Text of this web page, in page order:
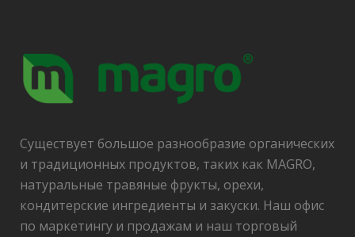
Существует большое разнообразие органических
и традиционных продуктов, таких как MAGRO,
натуральные травяные фрукты, орехи,
кондитерские ингредиенты и закуски. Наш офис
по маркетингу и продажам и наш торговый